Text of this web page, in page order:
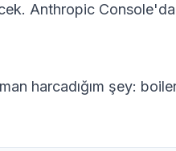
Anthropic
harcadığım şey: